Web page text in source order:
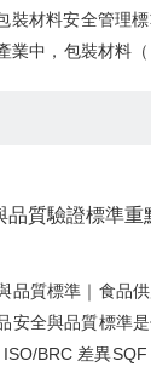
裝材料安全管理
業中，包裝材料
品質驗證標準重
品質標準｜食品
安全與品質標準
BRC 差異SQF